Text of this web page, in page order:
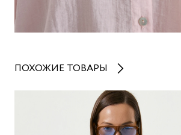
ПОХОЖИЕ ТОВАРЫ